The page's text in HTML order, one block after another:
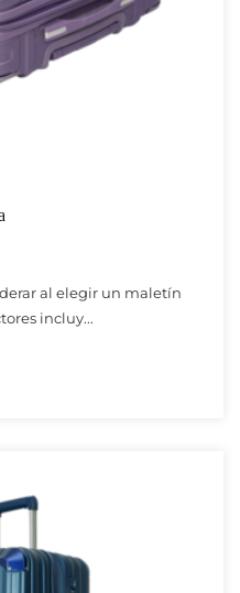
al elegir un maletín
incluy...